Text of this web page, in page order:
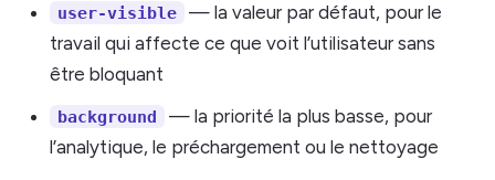
user-visible
— la valeur par défaut, pour le
travail qui affecte ce que voit l’utilisateur sans
être bloquant
background
— la priorité la plus basse, pour
l’analytique, le préchargement ou le nettoyage